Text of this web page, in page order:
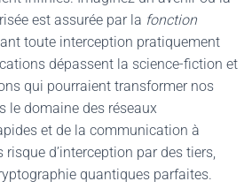
est assurée par la fonction
toute interception pratiquement
dépassent la science-fiction et
qui pourraient transformer nos
le domaine des réseaux
et de la communication à
risque d’interception par des tiers,
quantiques parfaites.